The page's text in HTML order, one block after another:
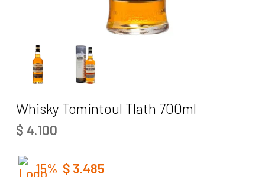
Whisky Tomintoul Tlath 700ml
$ 4.100
15% $ 3.485